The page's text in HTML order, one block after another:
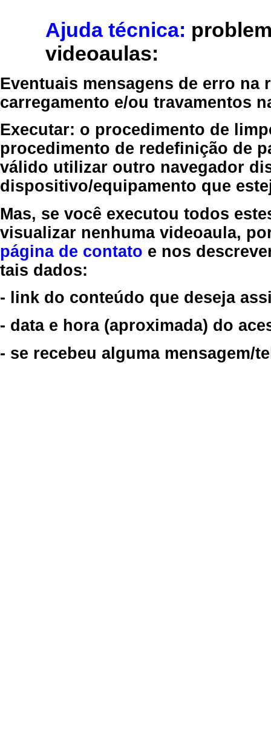
Ajuda técnica:
videoaulas:
Eventuais mensagens de erro
carregamento e/ou travamentos
Executar: o procedimento de
procedimento de redefinição de
válido utilizar outro navegador
dispositivo/equipamento que
Mas, se você executou todos
visualizar nenhuma videoaula,
página de contato e nos
tais dados:
- link do conteúdo que deseja
- data e hora (aproximada) do
- se recebeu alguma mensagem/